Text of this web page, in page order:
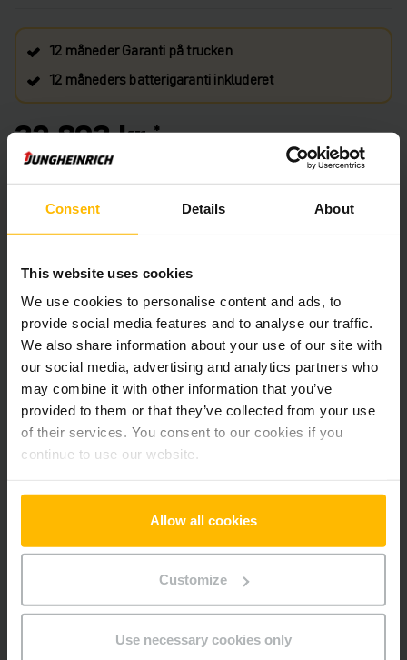
Consent Details About
This website uses cookies
We use cookies to personalise content and ads, to
provide social media features and to analyse our traffic.
We also share information about your use of our site with
our social media, advertising and analytics partners who
may combine it with other information that you’ve
provided to them or that they’ve collected from your use
of their services. You consent to our cookies if you
continue to use our website.
Allow all cookies
Customize
Use necessary cookies only
12 måneder Garanti på trucken
12 måneders batterigaranti inkluderet
32 893 kr.
Ca. Leveringstid: 3 uger
TILFØJ TIL INDKØBSKURVEN
HAR DU BRUG FOR HJÆLP? KONTAKT OS. KLIK
HER.
Alle priser er ekskl. moms, medmindre andet er angivet.
Produktinformation
Teknisk information
Bly-syre, 24 V / 250 Ah